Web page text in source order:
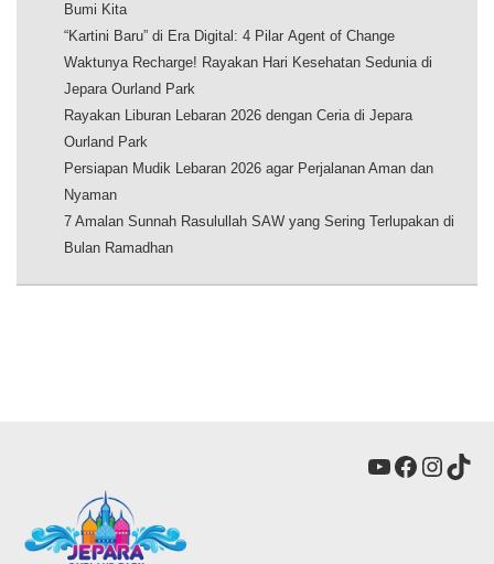
Bumi Kita
“Kartini Baru” di Era Digital: 4 Pilar Agent of Change
Waktunya Recharge! Rayakan Hari Kesehatan Sedunia di
Jepara Ourland Park
Rayakan Liburan Lebaran 2026 dengan Ceria di Jepara
Ourland Park
Persiapan Mudik Lebaran 2026 agar Perjalanan Aman dan
Nyaman
7 Amalan Sunnah Rasulullah SAW yang Sering Terlupakan di
Bulan Ramadhan
YouTube